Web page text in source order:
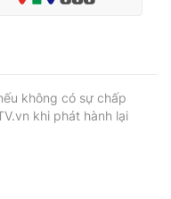
không có sự chấp
khi phát hành lại